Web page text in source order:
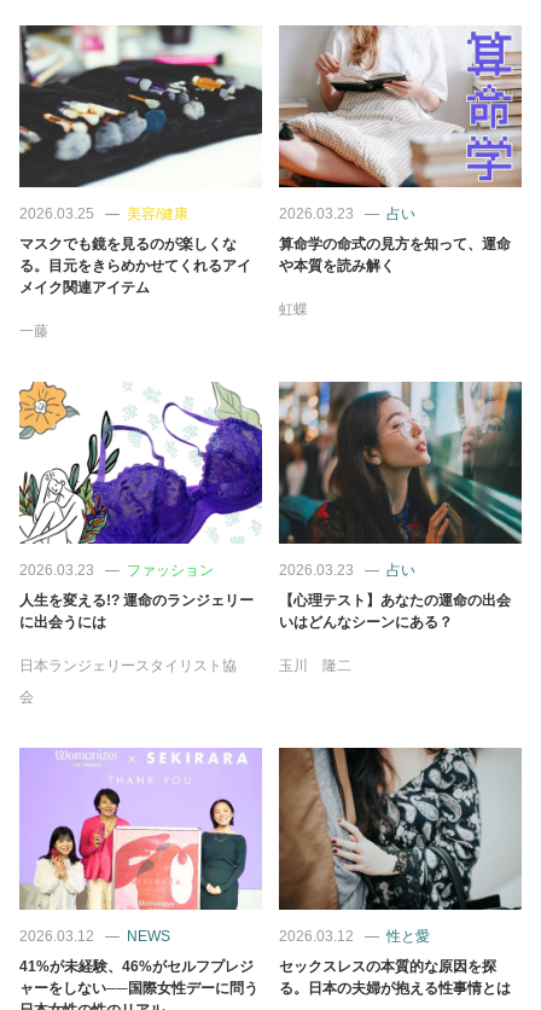
2026.03.25
美容/健康
マスクでも鏡を見るのが楽しくな
る。目元をきらめかせてくれるアイ
メイク関連アイテム
一藤
2026.03.23
占い
算命学の命式の見方を知って、運命
や本質を読み解く
虹蝶
2026.03.23
ファッション
人生を変える!? 運命のランジェリー
に出会うには
日本ランジェリースタイリスト協
会
2026.03.23
占い
【心理テスト】あなたの運命の出会
いはどんなシーンにある？
玉川 隆二
2026.03.12
NEWS
41%が未経験、46%がセルフプレジ
ャーをしない──国際女性デーに問う
2026.03.12
性と愛
セックスレスの本質的な原因を探
る。日本の夫婦が抱える性事情とは